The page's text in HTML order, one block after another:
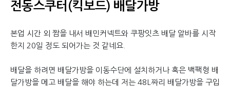
전동스쿠터(킥보드) 배달가방
본업 시간 외 짬을 내서 배민커넥트와 쿠팡잇츠 배달 알바를 시작
한지 20일 정도 되어가는 것 같네요.
배달을 하려면 배달가방을 이동수단에 설치하거나 혹은 백팩형 배
달가방을 메고 배달을 해야 하는데 저는 48L짜리 배달가방을 구입